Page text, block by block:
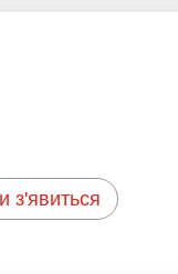
з'явиться